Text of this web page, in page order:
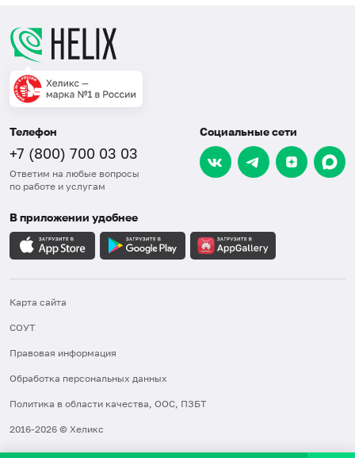
Телефон
+7 (800) 700 03 03
Ответим на любые вопросы
по работе и услугам
Социальные сети
В приложении удобнее
Карта сайта
СОУТ
Правовая информация
Обработка персональных данных
Политика в области качества, ООС, ПЗБТ
2016-2026 © Хеликс